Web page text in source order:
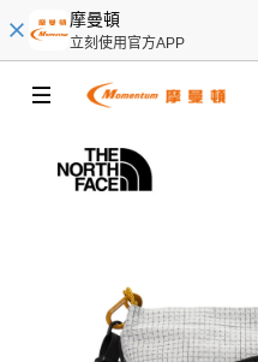
摩曼頓
立刻使用官方APP